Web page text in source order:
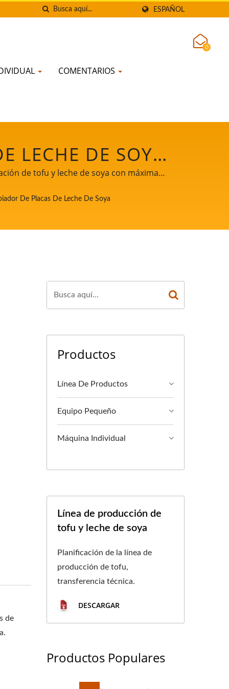
ESPAÑOL
COMENTARIOS
0
LECHE DE SOYA
DE
Y LECHE DE
de tofu y leche de soya con máxima
De Placas De Leche De Soya
de
Productos
Línea De Productos
Equipo Pequeño
Máquina Individual
Línea de producción de
tofu y leche de soya
Planificación de la línea de
producción de tofu,
transferencia técnica.
DESCARGAR
Productos Populares